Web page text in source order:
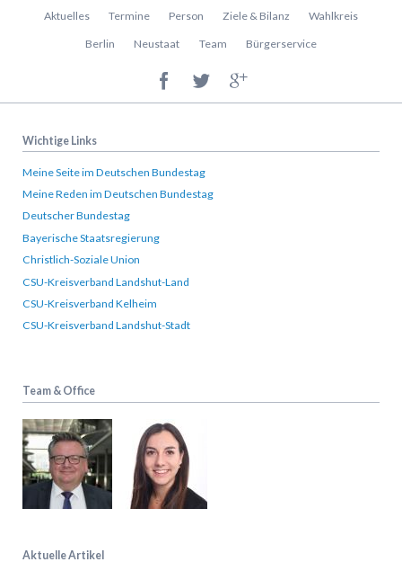
Navigation
Aktuelles Termine Person Ziele & Bilanz Wahlkreis
Berlin Neustaat Team Bürgerservice
Wichtige Links
Meine Seite im Deutschen Bundestag
Meine Reden im Deutschen Bundestag
Deutscher Bundestag
Bayerische Staatsregierung
Christlich-Soziale Union
CSU-Kreisverband Landshut-Land
CSU-Kreisverband Kelheim
CSU-Kreisverband Landshut-Stadt
Team & Office
Aktuelle Artikel